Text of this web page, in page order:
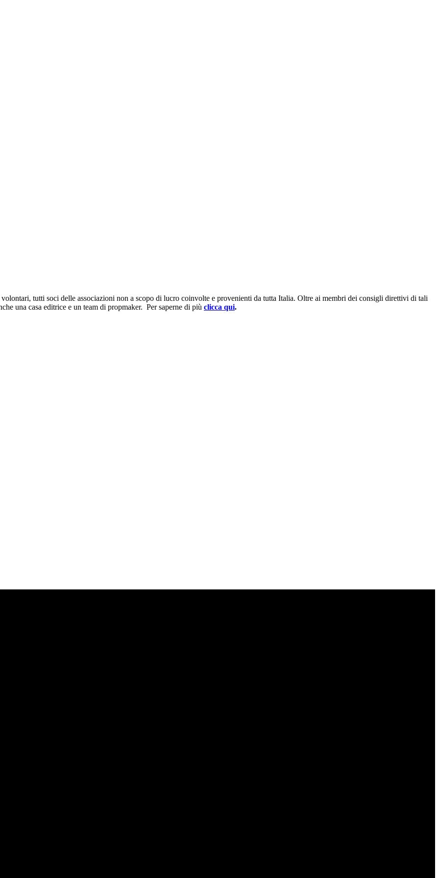
tutti soci delle associazioni non a scopo di lucro coinvolte e provenienti da tutta Italia. Oltre ai membri dei consigli direttivi di tali
una casa editrice e un team di propmaker. Per saperne di più clicca qui.